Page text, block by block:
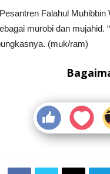
Falahul
murobi dan mujahid.
(muk/ram)